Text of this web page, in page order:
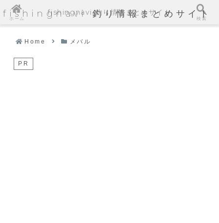
fishingnavi 釣り情報まとめサイト
Home メバル
PR
ホーム
fishingnavi 釣り情報まとめサイト
検索